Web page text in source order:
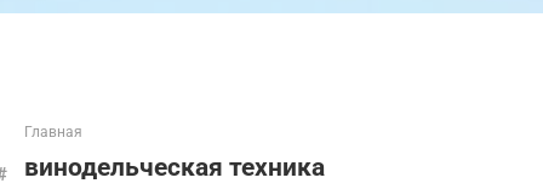
Главная
винодельческая техника